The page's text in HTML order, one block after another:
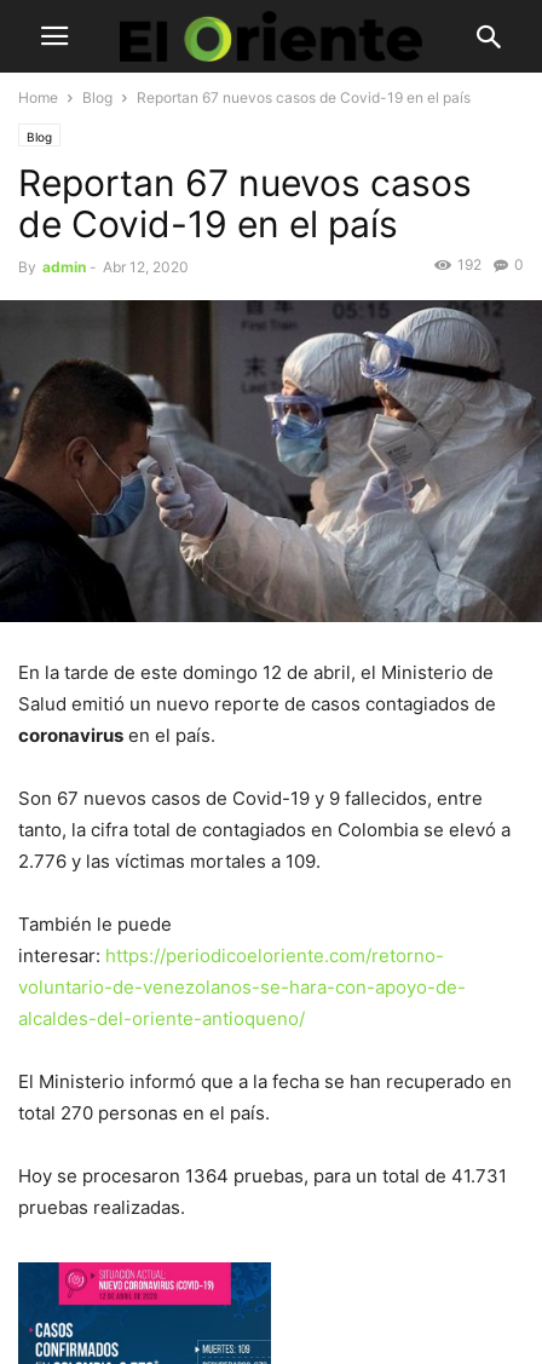
Home Blog Reportan 67 nuevos casos de Covid-19 en el país
Blog
Reportan 67 nuevos casos
de Covid-19 en el país
By admin - Abr 12, 2020 0
192
En la tarde de este domingo 12 de abril, el Ministerio de
Salud emitió un nuevo reporte de casos contagiados de
coronavirus en el país.
Son 67 nuevos casos de Covid-19 y 9 fallecidos, entre
tanto, la cifra total de contagiados en Colombia se elevó a
2.776 y las víctimas mortales a 109.
También le puede
interesar: https://periodicoeloriente.com/retorno-
voluntario-de-venezolanos-se-hara-con-apoyo-de-
alcaldes-del-oriente-antioqueno/
El Ministerio informó que a la fecha se han recuperado en
total 270 personas en el país.
Hoy se procesaron 1364 pruebas, para un total de 41.731
pruebas realizadas.